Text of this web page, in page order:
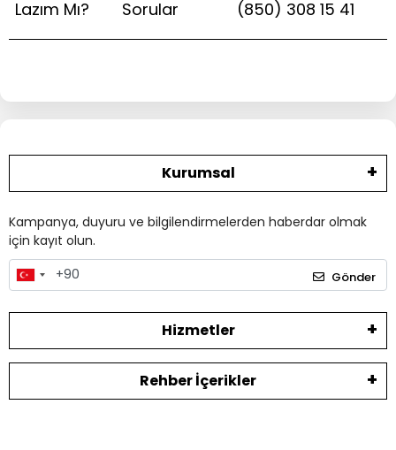
Lazım Mı?
Sorular
(850) 308 15 41
Kurumsal
Kampanya, duyuru ve bilgilendirmelerden haberdar olmak
için kayıt olun.
Gönder
Hizmetler
Rehber İçerikler